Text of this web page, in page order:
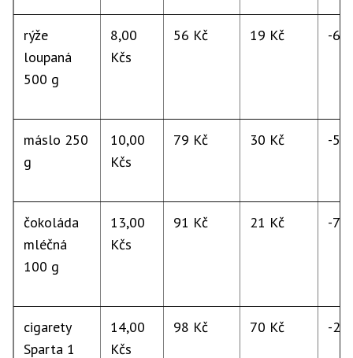
rýže
loupaná
500 g
8,00
Kčs
56 Kč 19 Kč -66
máslo 250
g
10,00
Kčs
79 Kč 30 Kč -57
čokoláda
mléčná
100 g
13,00
Kčs
91 Kč 21 Kč -77
cigarety
Sparta 1
14,00
Kčs
98 Kč 70 Kč -29